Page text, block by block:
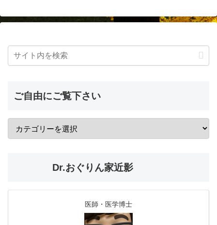
ご自由にご覧下さい
Dr.おぐりん家近影
医師・医学博士